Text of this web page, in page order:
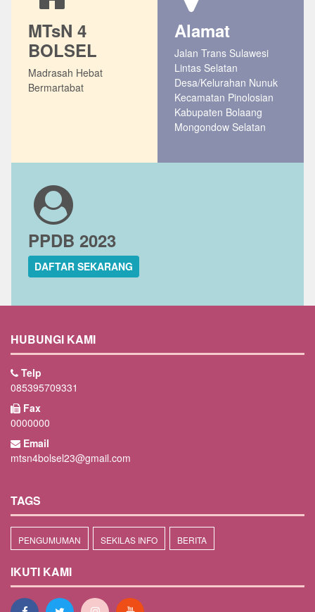
MTsN 4
BOLSEL
Madrasah Hebat
Bermartabat
Alamat
Jalan Trans Sulawesi
Lintas Selatan
Desa/Kelurahan Nunuk
Kecamatan Pinolosian
Kabupaten Bolaang
Mongondow Selatan
PPDB 2023
DAFTAR SEKARANG
HUBUNGI KAMI
Telp
085395709331
Fax
0000000
Email
mtsn4bolsel23@gmail.com
TAGS
PENGUMUMAN SEKILAS INFO BERITA
IKUTI KAMI